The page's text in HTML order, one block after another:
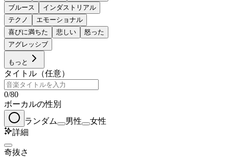
ブルース
インダストリアル
テクノ
エモーショナル
喜びに満ちた
悲しい
怒った
アグレッシブ
もっと
タイトル（任意）
0/80
ボーカルの性別
ランダム
男性
女性
詳細
奇抜さ